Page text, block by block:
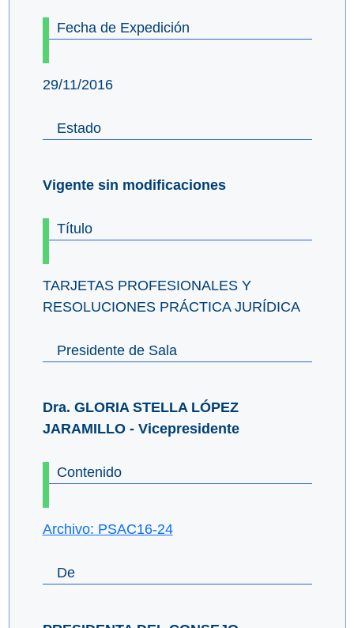
Fecha de Expedición
29/11/2016
Estado
Vigente sin modificaciones
Título
TARJETAS PROFESIONALES Y
RESOLUCIONES PRÁCTICA JURÍDICA
Presidente de Sala
Dra. GLORIA STELLA LÓPEZ
JARAMILLO - Vicepresidente
Contenido
Archivo: PSAC16-24
De